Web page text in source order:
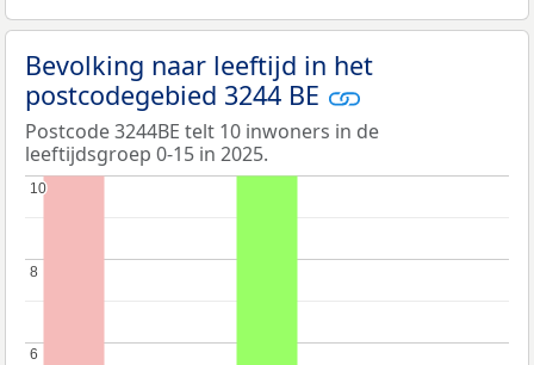
Bevolking naar leeftijd in het
postcodegebied 3244 BE
Postcode 3244BE telt 10 inwoners in de
leeftijdsgroep 0-15 in 2025.
6
6
8
8
10
10